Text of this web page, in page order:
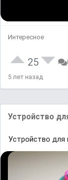
Интересное
25
5 лет назад
Устройство
Устройство для